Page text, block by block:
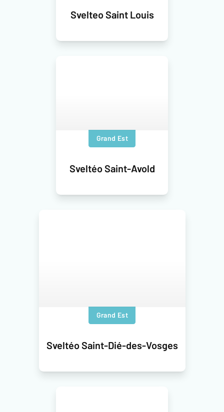
Svelteo Saint Louis
Grand Est
Sveltéo Saint-Avold
Grand Est
Sveltéo Saint-Dié-des-Vosges